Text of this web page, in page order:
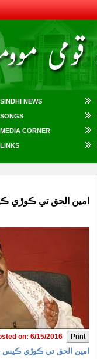
SINDHI NEWS
SONGS
MEDIA CORNER
LINKS
امين الحق تي ڪوڙي
on: 6/15/2016
امين الحق تي ڪوڙي ڪيس